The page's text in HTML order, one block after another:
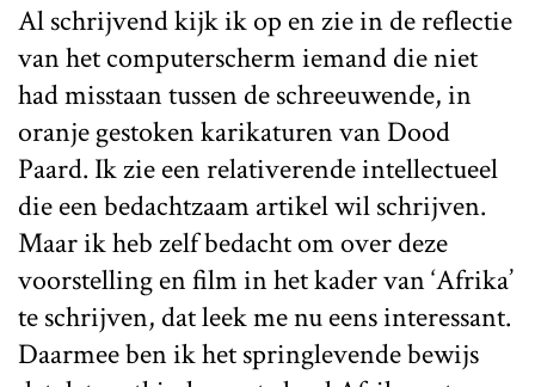
Al schrijvend kijk ik op en zie in de reflectie
van het computerscherm iemand die niet
had misstaan tussen de schreeuwende, in
oranje gestoken karikaturen van Dood
Paard. Ik zie een relativerende intellectueel
die een bedachtzaam artikel wil schrijven.
Maar ik heb zelf bedacht om over deze
voorstelling en film in het kader van ‘Afrika’
te schrijven, dat leek me nu eens interessant.
Daarmee ben ik het springlevende bewijs